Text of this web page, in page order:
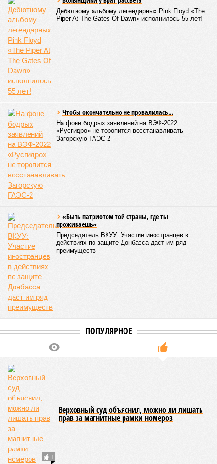
возникают
новые? Даст ли здесь свой комментарий
Белозёров?
Гарник Туманян, политолог
– Вероятно, в случае разрыва концессии Пашинян со
своими европейскими партнёрами могут
инициировать новый проект на территории Армении
подобно трамповскому TRIPP, где будет создана
европейская концессия для управления путями, а
минус в таком же соотношении, как с американцами
(74% – Вашингтону, 26% – Еревану).
Мирослава Регинская, публицист
– Довольно вероятным представляется вариант
развития событий, при котором после ухода РЖД
железные дороги Армении быстро обретут другого
спонсора. Вряд ли Пашинян стал бы провоцировать
РЖД совсем без гарантий. В сущности, это очередной
Потерянные нами сателлиты ищут и обретают
новых хозяев, и никакая благодарность или даже
подаренная от щедрот Российского государства
значительная выгода их в этом не могут остановить.
Юрий Баранчик, политолог
– Понятно, почему Пашинян хочет отжать актив
РЖД – в отместку за закрытие российских рынков. Ну
и вообще, чтобы ничего российского в стране не
осталось. Вместе с тем, если маленький Пашинян
то о какой результативной внешней политике России
можно будет говорить в принципе?
Финляндии
отказался признать
Россию угрозой для